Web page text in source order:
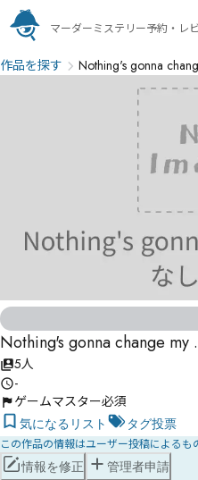
マーダーミステリー予約・レ
作品を探す Nothing's gonna
Nothing's gonna change
5人
-
ゲームマスター必須
気になるリスト タグ投票
この作品の情報はユーザー投稿によるも
情報を修正 管理者申請